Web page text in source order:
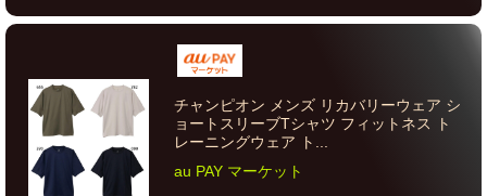
チャンピオン メンズ リカバリーウェア シ
ョートスリーブTシャツ フィットネス ト
レーニングウェア ト...
au PAY マーケット